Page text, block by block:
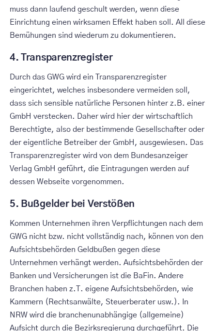
muss dann laufend geschult werden, wenn diese
Einrichtung einen wirksamen Effekt haben soll. All diese
Bemühungen sind wiederum zu dokumentieren.
4. Transparenzregister
Durch das GWG wird ein Transparenzregister
eingerichtet, welches insbesondere vermeiden soll,
dass sich sensible natürliche Personen hinter z.B. einer
GmbH verstecken. Daher wird hier der wirtschaftlich
Berechtigte, also der bestimmende Gesellschafter oder
der eigentliche Betreiber der GmbH, ausgewiesen. Das
Transparenzregister wird von dem Bundesanzeiger
Verlag GmbH geführt, die Eintragungen werden auf
dessen Webseite vorgenommen.
5. Bußgelder bei Verstößen
Kommen Unternehmen ihren Verpflichtungen nach dem
GWG nicht bzw. nicht vollständig nach, können von den
Aufsichtsbehörden Geldbußen gegen diese
Unternehmen verhängt werden. Aufsichtsbehörden der
Banken und Versicherungen ist die BaFin. Andere
Branchen haben z.T. eigene Aufsichtsbehörden, wie
Kammern (Rechtsanwälte, Steuerberater usw.). In
NRW wird die branchenunabhängige (allgemeine)
Aufsicht durch die Bezirksregierung durchgeführt. Die